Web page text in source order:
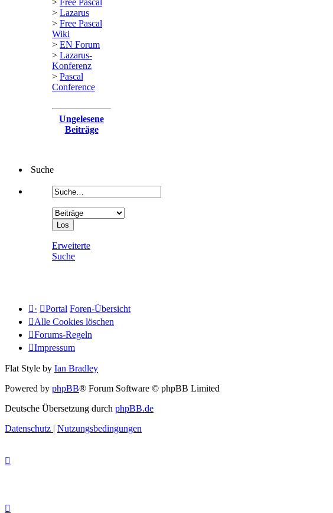
> Lazarus
> Free Pascal
Wiki
> EN Forum
> Lazarus-
Konferenz
> Pascal
Conference
Ungelesene
Beiträge
Suche
Erweiterte
Suche
· Portal Foren-Übersicht
Alle Cookies löschen
Forums-Regeln
Impressum
Flat Style by Ian Bradley
Powered by phpBB® Forum Software © phpBB Limited
Deutsche Übersetzung durch phpBB.de
Datenschutz | Nutzungsbedingungen